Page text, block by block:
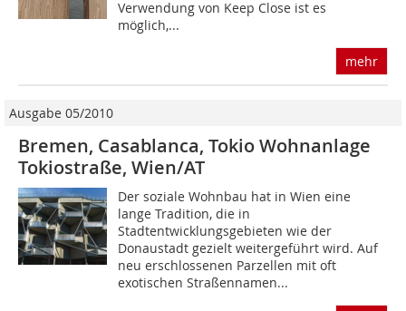
Verwendung von Keep Close ist es
möglich,...
mehr
Ausgabe 05/2010
Bremen, Casablanca, Tokio Wohnanlage
Tokio­straße, Wien/AT
Der soziale Wohnbau hat in Wien eine
lange Tradition, die in
Stadtentwicklungsgebieten wie der
Donaustadt gezielt weitergeführt wird. Auf
neu erschlossenen Parzellen mit oft
exotischen Straßennamen...